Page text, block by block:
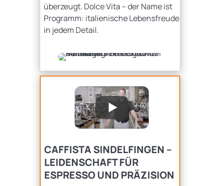
überzeugt. Dolce Vita – der Name ist
Programm: italienische Lebensfreude
in jedem Detail.
CAFFISTA SINDELFINGEN –
LEIDENSCHAFT FÜR
ESPRESSO UND PRÄZISION